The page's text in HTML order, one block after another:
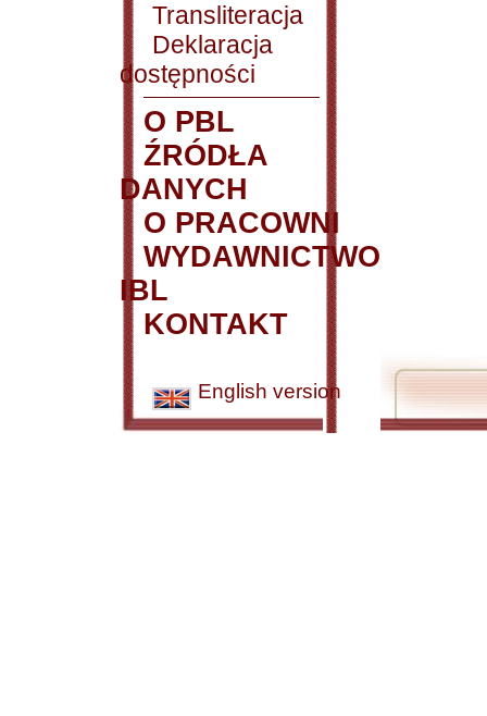
Transliteracja
Deklaracja
dostępności
O PBL
ŹRÓDŁA
DANYCH
O PRACOWNI
WYDAWNICTWO
IBL
KONTAKT
English version